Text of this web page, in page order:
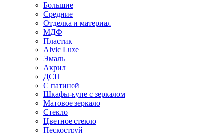
Большие
Средние
Отделка и материал
МДФ
Пластик
Alvic Luxe
Эмаль
Акрил
ДСП
С патиной
Шкафы-купе с зеркалом
Матовое зеркало
Стекло
Цветное стекло
Пескоструй